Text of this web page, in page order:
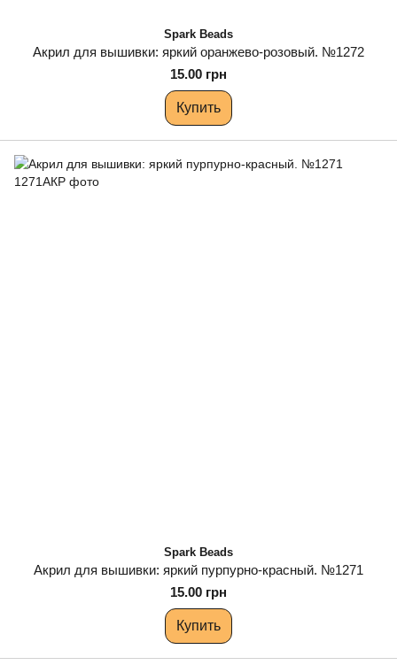
Spark Beads
Акрил для вышивки: яркий оранжево-розовый. №1272
15.00 грн
Купить
Spark Beads
Акрил для вышивки: яркий пурпурно-красный. №1271
15.00 грн
Купить